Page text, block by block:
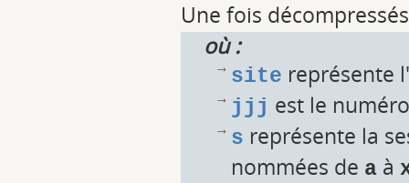
Une fois
où :
site représente
jjj est le
s représente la
nommées de a à